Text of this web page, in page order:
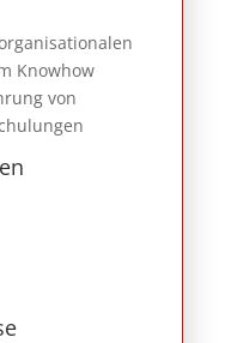
Knowhow
von